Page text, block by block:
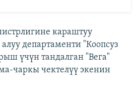
караштуу
департаменти "Коопсуз
үчүн тандалган "Вега"
чаркы чектелүү экенин